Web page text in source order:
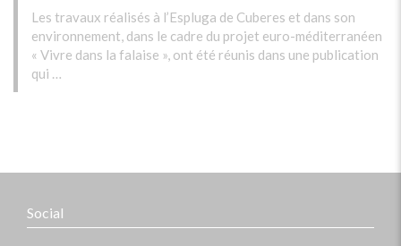
Les travaux réalisés à l’Espluga de Cuberes et dans son
environnement, dans le cadre du projet euro-méditerranéen
« Vivre dans la falaise », ont été réunis dans une publication
qui …
Social